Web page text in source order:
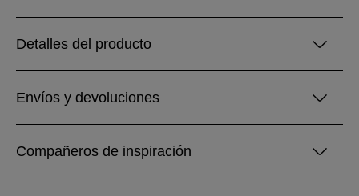
Detalles del producto
Envíos y devoluciones
Compañeros de inspiración